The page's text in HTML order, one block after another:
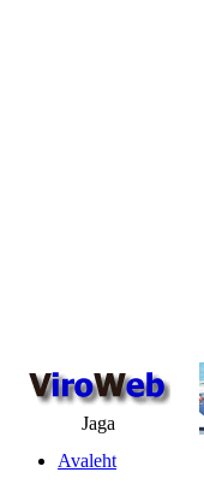
Jaga
Avaleht